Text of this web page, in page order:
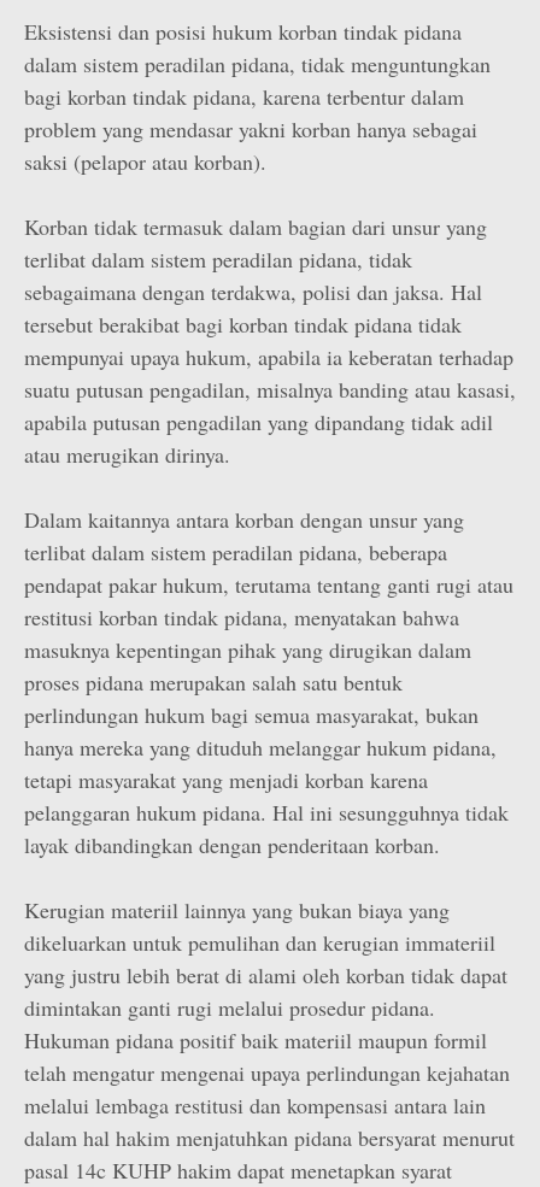
Eksistensi dan posisi hukum korban tindak pidana
dalam sistem peradilan pidana, tidak menguntungkan
bagi korban tindak pidana, karena terbentur dalam
problem yang mendasar yakni korban hanya sebagai
saksi (pelapor atau korban).
Korban tidak termasuk dalam bagian dari unsur yang
terlibat dalam sistem peradilan pidana, tidak
sebagaimana dengan terdakwa, polisi dan jaksa. Hal
tersebut berakibat bagi korban tindak pidana tidak
mempunyai upaya hukum, apabila ia keberatan terhadap
suatu putusan pengadilan, misalnya banding atau kasasi,
apabila putusan pengadilan yang dipandang tidak adil
atau merugikan dirinya.
Dalam kaitannya antara korban dengan unsur yang
terlibat dalam sistem peradilan pidana, beberapa
pendapat pakar hukum, terutama tentang ganti rugi atau
restitusi korban tindak pidana, menyatakan bahwa
masuknya kepentingan pihak yang dirugikan dalam
proses pidana merupakan salah satu bentuk
perlindungan hukum bagi semua masyarakat, bukan
hanya mereka yang dituduh melanggar hukum pidana,
tetapi masyarakat yang menjadi korban karena
pelanggaran hukum pidana. Hal ini sesungguhnya tidak
layak dibandingkan dengan penderitaan korban.
Kerugian materiil lainnya yang bukan biaya yang
dikeluarkan untuk pemulihan dan kerugian immateriil
yang justru lebih berat di alami oleh korban tidak dapat
dimintakan ganti rugi melalui prosedur pidana.
Hukuman pidana positif baik materiil maupun formil
telah mengatur mengenai upaya perlindungan kejahatan
melalui lembaga restitusi dan kompensasi antara lain
dalam hal hakim menjatuhkan pidana bersyarat menurut
pasal 14c KUHP hakim dapat menetapkan syarat